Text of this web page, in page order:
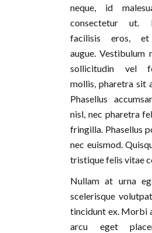
neque, id
consectetur ut.
facilisis eros,
augue. Vestibulum
sollicitudin vel
mollis, pharetra sit
Phasellus
nisl, nec pharetra
fringilla. Phasellus
nec euismod.
tristique felis vitae
Nullam at urna
scelerisque
tincidunt ex. Morbi
arcu eget